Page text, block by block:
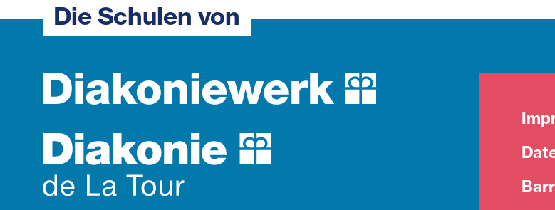
Die Schulen von